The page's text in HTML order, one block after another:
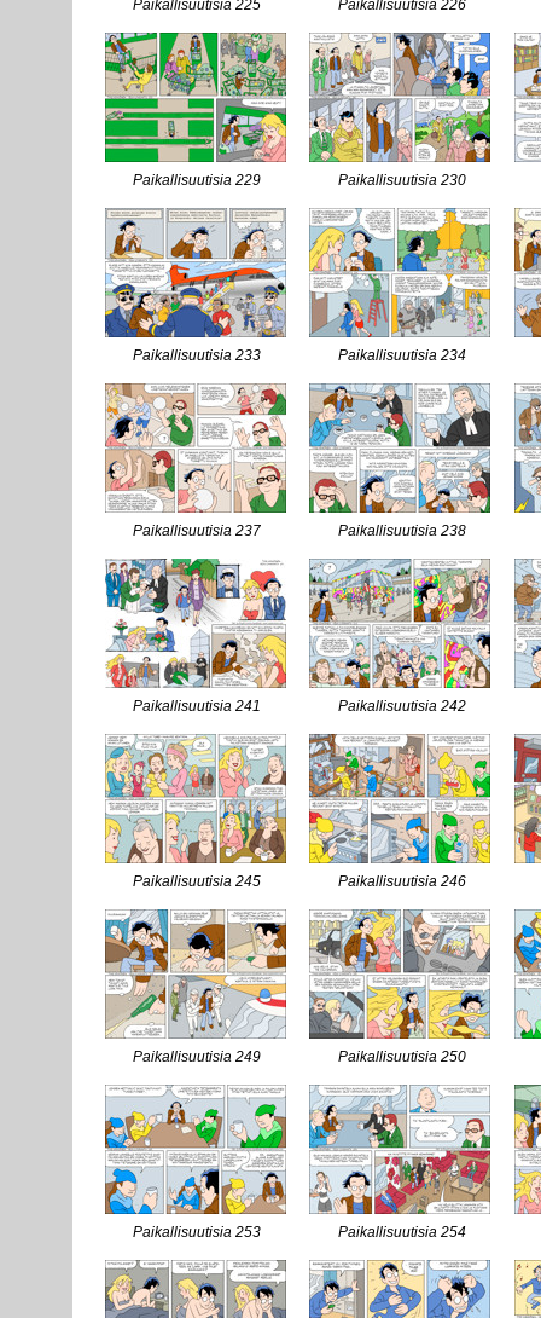
Paikallisuutisia 225 Paikallisuutisia 226
Paikallisuutisia 229 Paikallisuutisia 230
Paikallisuutisia 233 Paikallisuutisia 234
Paikallisuutisia 237 Paikallisuutisia 238
Paikallisuutisia 241 Paikallisuutisia 242
Paikallisuutisia 245 Paikallisuutisia 246
Paikallisuutisia 249 Paikallisuutisia 250
Paikallisuutisia 253 Paikallisuutisia 254